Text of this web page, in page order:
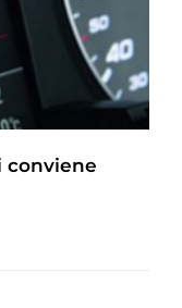
conviene